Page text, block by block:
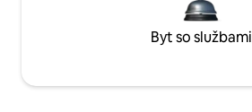
Byt so službami